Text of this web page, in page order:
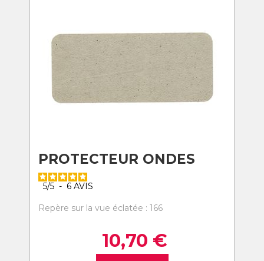
PROTECTEUR ONDES
5/5 - 6 AVIS
Repère sur la vue éclatée : 166
10,70 €